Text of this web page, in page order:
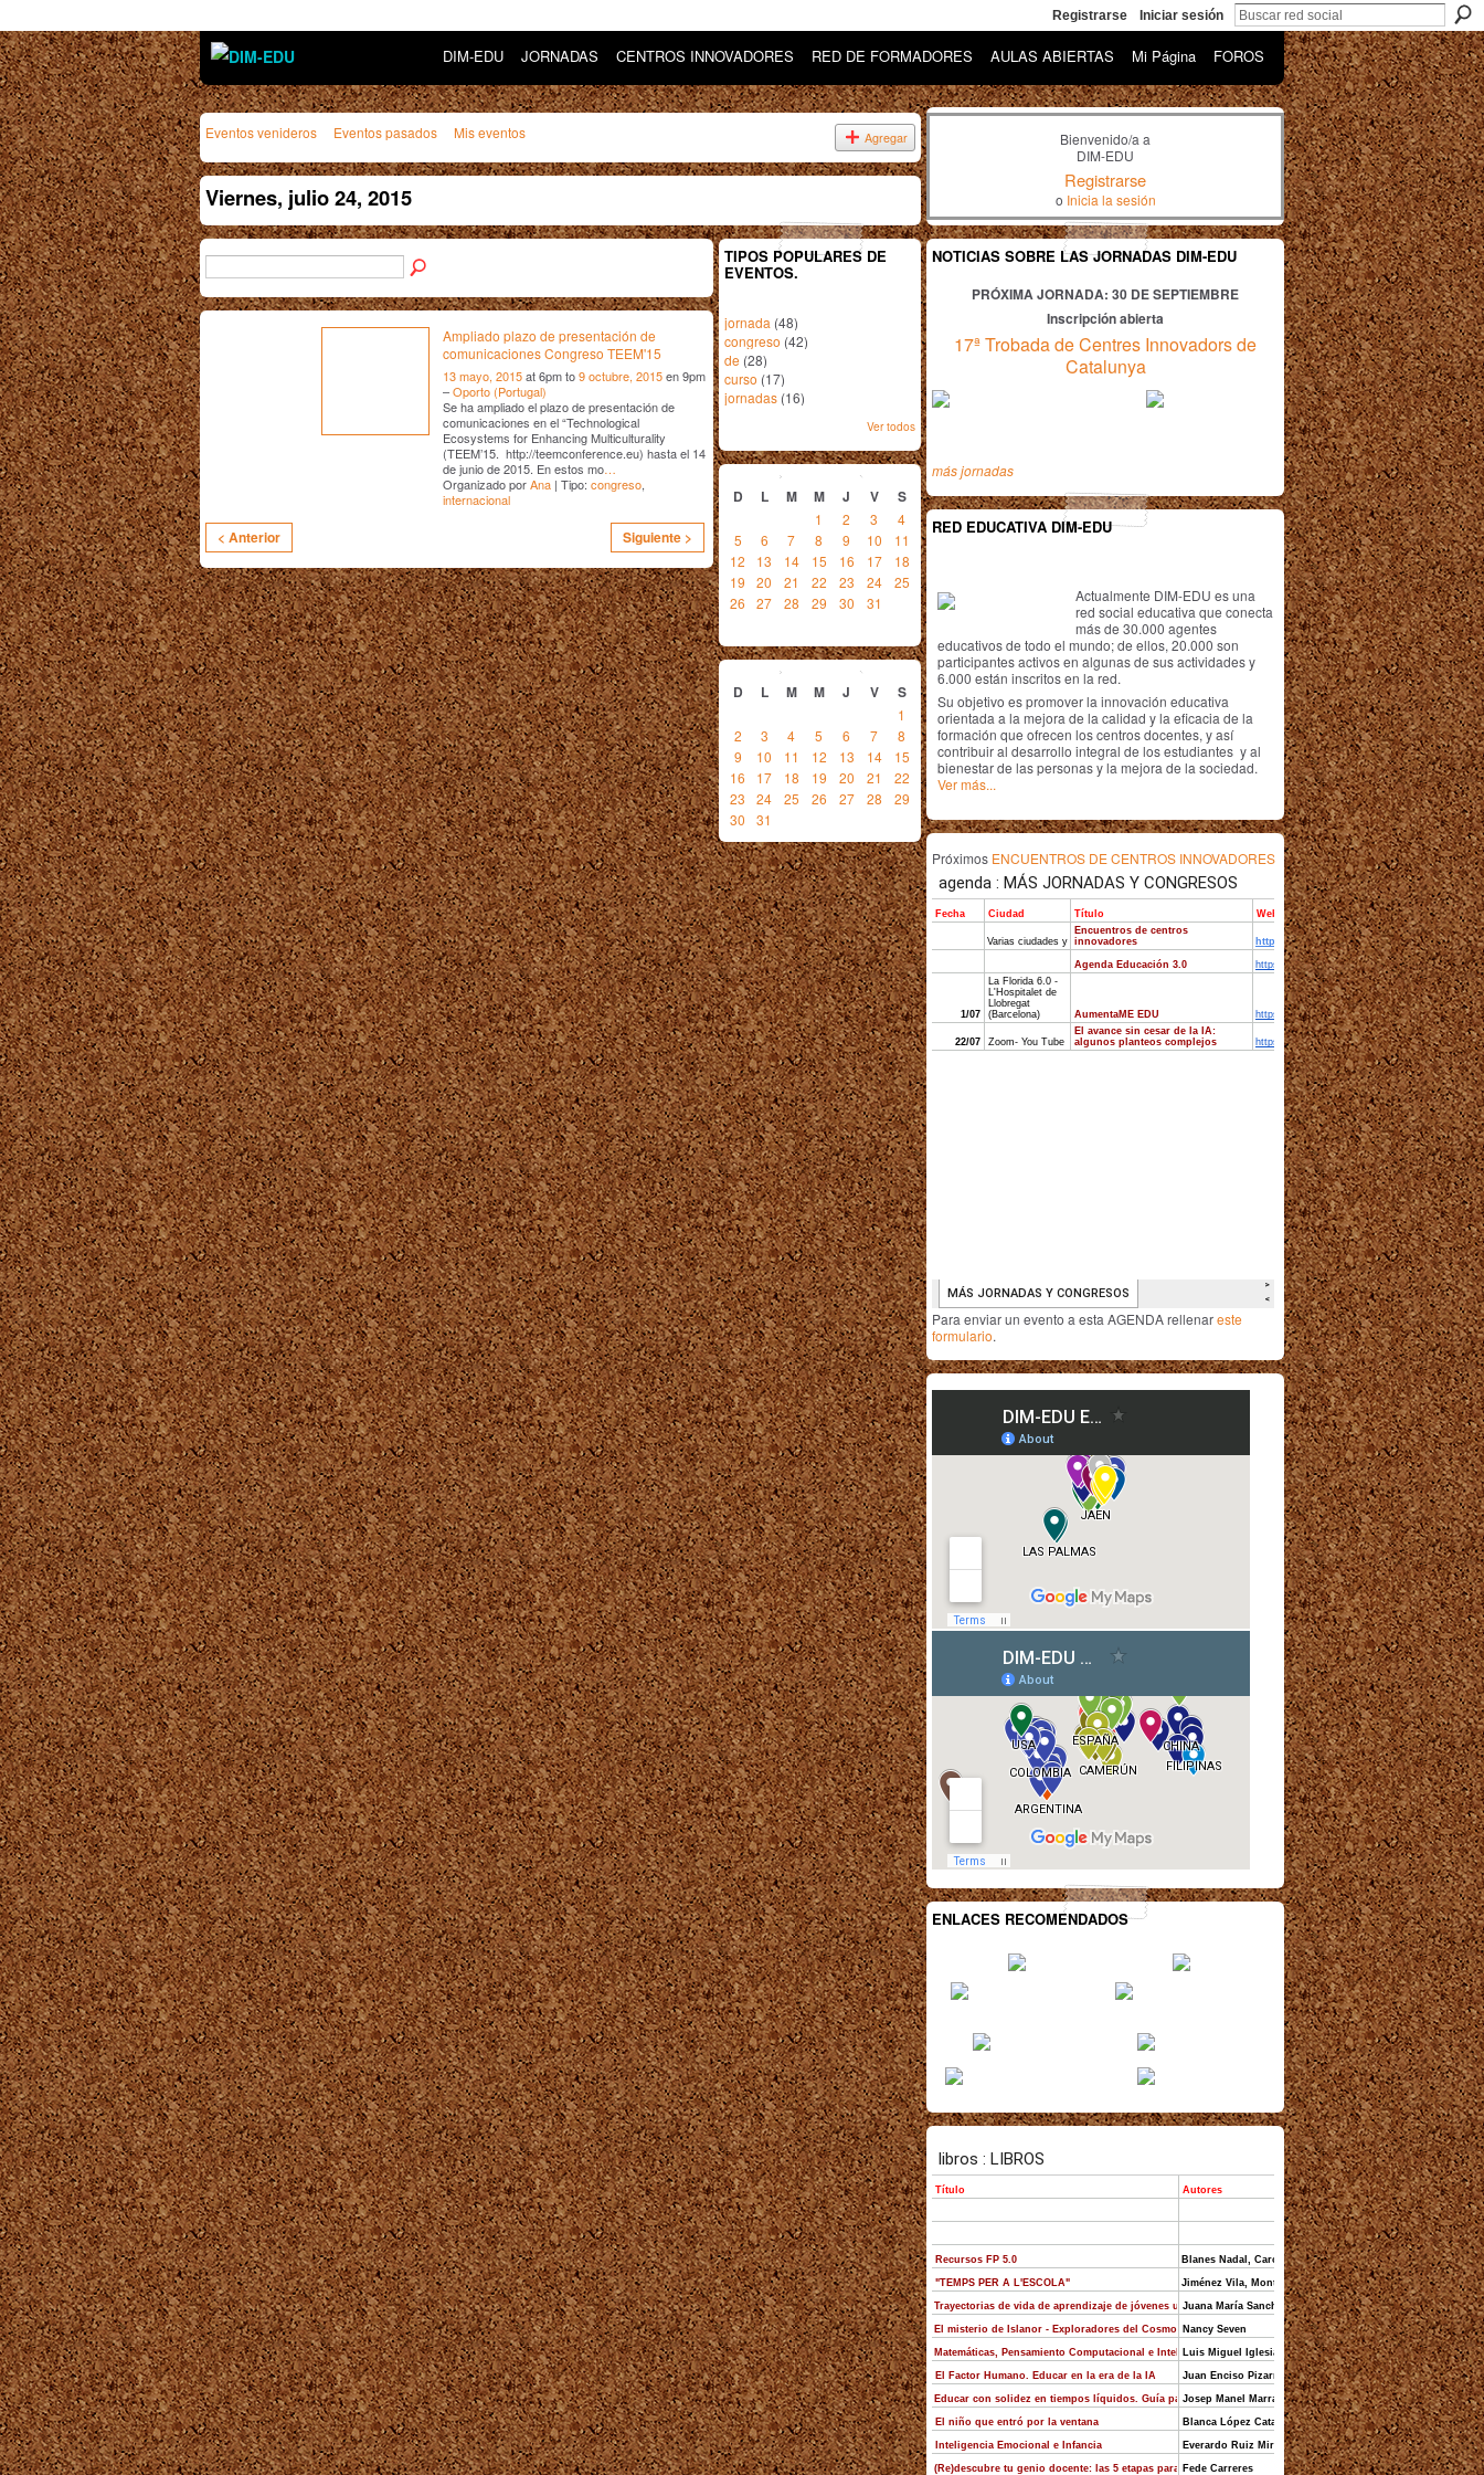
Registrarse Iniciar sesión
DIM-EDU JORNADAS CENTROS INNOVADORES RED DE FORMADORES AULAS ABIERTAS Mi Página FOROS
Eventos venideros Eventos pasados Mis eventos Agregar
Viernes, julio 24, 2015
Ampliado plazo de presentación de
comunicaciones Congreso TEEM'15
13 mayo, 2015at 6pm to9 octubre, 2015en 9pm
–Oporto (Portugal)
Se ha ampliado el plazo de presentación de
comunicaciones en el “Technological
Ecosystems for Enhancing Multiculturality
(TEEM’15. http://teemconference.eu) hasta el 14
de junio de 2015. En estos mo …
Organizado porAna | Tipo: congreso,
internacional
< Anterior Siguiente >
TIPOS POPULARES DE
EVENTOS.
jornada (48)
congreso (42)
de (28)
curso (17)
jornadas (16)
Ver todos
julio 2015
D L M M J V S
1 2 3
4
5
6 7 8 9 10
11
12
13 14 15 16 17
18
19
20 21 22 23 24
25
26
27 28 29 30 31
agosto 2015
D L M M J V S
1
2
3 4 5 6 7
8
9
10 11 12 13 14
15
16
17 18 19 20 21
22
23
24 25 26 27 28
29
30
31
Bienvenido/a a
DIM-EDU
Registrarse
o Inicia la sesión
NOTICIAS SOBRE LAS JORNADAS DIM-EDU
PRÓXIMA JORNADA: 30 DE SEPTIEMBRE
Inscripción abierta
17ª Trobada de Centres Innovadors de
Catalunya
más jornadas
RED EDUCATIVA DIM-EDU
Actualmente DIM-EDU es una
red social educativa que conecta
más de 30.000 agentes
educativos de todo el mundo; de ellos, 20.000 son
participantes activos en algunas de sus actividades y
6.000 están inscritos en la red.
Su objetivo es promover la innovación educativa
orientada a la mejora de la calidad y la eficacia de la
formación que ofrecen los centros docentes, y así
contribuir al desarrollo integral de los estudiantes y al
bienestar de las personas y la mejora de la sociedad.
Ver más...
Próximos ENCUENTROS DE CENTROS INNOVADORES
Para enviar un evento a esta AGENDA rellenareste
formulario.
ENLACES RECOMENDADOS